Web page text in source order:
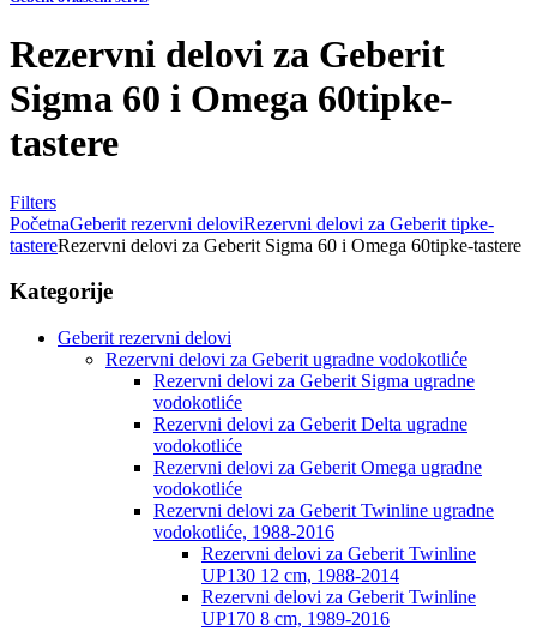
Rezervni delovi za Geberit
Sigma 60 i Omega 60tipke-
tastere
Filters
PočetnaGeberit rezervni deloviRezervni delovi za Geberit tipke-
tastereRezervni delovi za Geberit Sigma 60 i Omega 60tipke-tastere
Kategorije
Geberit rezervni delovi
Rezervni delovi za Geberit ugradne vodokotliće
Rezervni delovi za Geberit Sigma ugradne
vodokotliće
Rezervni delovi za Geberit Delta ugradne
vodokotliće
Rezervni delovi za Geberit Omega ugradne
vodokotliće
Rezervni delovi za Geberit Twinline ugradne
vodokotliće, 1988-2016
Rezervni delovi za Geberit Twinline
UP130 12 cm, 1988-2014
Rezervni delovi za Geberit Twinline
UP170 8 cm, 1989-2016